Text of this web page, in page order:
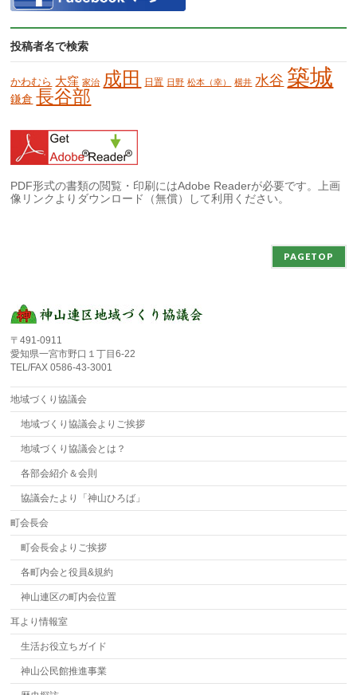
投稿者名で検索
かわむら 大窪 家治 成田 日置 日野 松本（幸） 横井 水谷 築城
鎌倉 長谷部
PDF形式の書類の閲覧・印刷にはAdobe Readerが必要です。上画
像リンクよりダウンロード（無償）して利用ください。
PAGETOP
〒491-0911
愛知県一宮市野口１丁目6-22
TEL/FAX 0586-43-3001
地域づくり協議会
地域づくり協議会よりご挨拶
地域づくり協議会とは？
各部会紹介＆会則
協議会たより「神山ひろば」
町会長会
町会長会よりご挨拶
各町内会と役員&規約
神山連区の町内会位置
耳より情報室
生活お役立ちガイド
神山公民館推進事業